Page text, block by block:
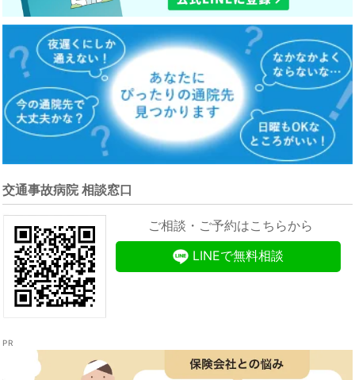
交通事故病院 相談窓口
ご相談・ご予約はこちらから
LINEで無料相談